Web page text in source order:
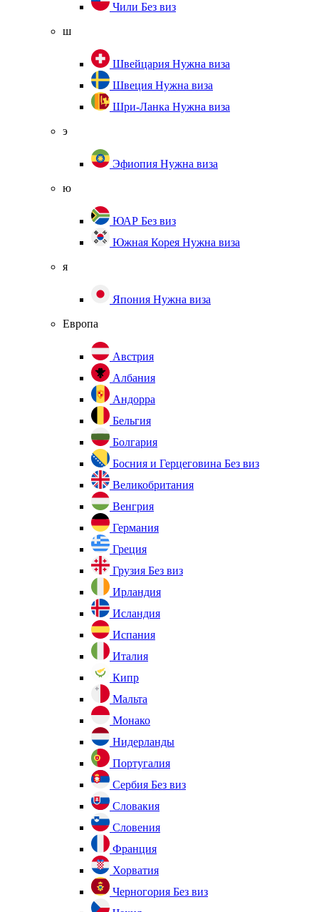
Чили Без виз
ш
Швейцария Нужна виза
Швеция Нужна виза
Шри-Ланка Нужна виза
э
Эфиопия Нужна виза
ю
ЮАР Без виз
Южная Корея Нужна виза
я
Япония Нужна виза
Европа
Австрия
Албания
Андорра
Бельгия
Болгария
Босния и Герцеговина Без виз
Великобритания
Венгрия
Германия
Греция
Грузия Без виз
Ирландия
Исландия
Испания
Италия
Кипр
Мальта
Монако
Нидерланды
Португалия
Сербия Без виз
Словакия
Словения
Франция
Хорватия
Черногория Без виз